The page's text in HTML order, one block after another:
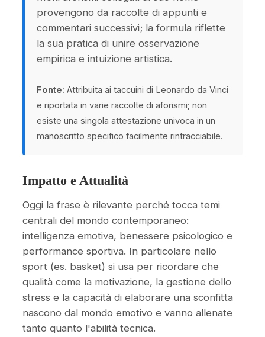
provengono da raccolte di appunti e
commentari successivi; la formula riflette
la sua pratica di unire osservazione
empirica e intuizione artistica.
Fonte: Attribuita ai taccuini di Leonardo da Vinci
e riportata in varie raccolte di aforismi; non
esiste una singola attestazione univoca in un
manoscritto specifico facilmente rintracciabile.
Impatto e Attualità
Oggi la frase è rilevante perché tocca temi
centrali del mondo contemporaneo:
intelligenza emotiva, benessere psicologico e
performance sportiva. In particolare nello
sport (es. basket) si usa per ricordare che
qualità come la motivazione, la gestione dello
stress e la capacità di elaborare una sconfitta
nascono dal mondo emotivo e vanno allenate
tanto quanto l'abilità tecnica.